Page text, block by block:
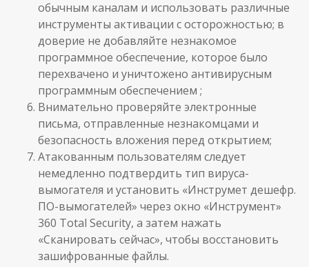
обычным каналам и использовать различные
инструменты активации с осторожностью; в
доверие не добавляйте незнакомое
программное обеспечение, которое было
перехвачено и уничтожено антивирусным
программным обеспечением ;
Внимательно проверяйте электронные
письма, отправленные незнакомцами и
безопасность вложения перед открытием;
Атакованным пользователям следует
немедленно подтвердить тип вируса-
вымогателя и установить «Инструмет дешефр.
ПО-вымогателей» через окно «Инструмент»
360 Total Security, а затем нажать
«Сканировать сейчас», чтобы восстановить
зашифрованные файлы.